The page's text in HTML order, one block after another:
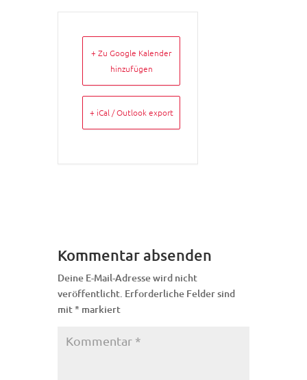
+ Zu Google Kalender
hinzufügen
+ iCal / Outlook export
Kommentar absenden
Deine E-Mail-Adresse wird nicht
veröffentlicht. Erforderliche Felder sind
mit* markiert